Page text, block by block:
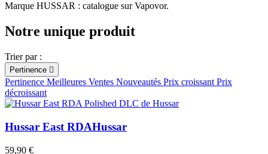
Matériel
€
Voir les Produits
Marque HUSSAR : catalogue sur Vapovor.
Notre unique produit
Trier par :
Pertinence 
Pertinence Meilleures Ventes Nouveautés Prix croissant Prix
décroissant
Hussar East RDAHussar
59,90 €